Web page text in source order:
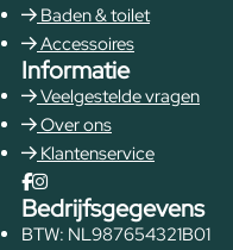
Baden & toilet
Accessoires
Informatie
Veelgestelde vragen
Over ons
Klantenservice
Bedrijfsgegevens
BTW: NL987654321B01